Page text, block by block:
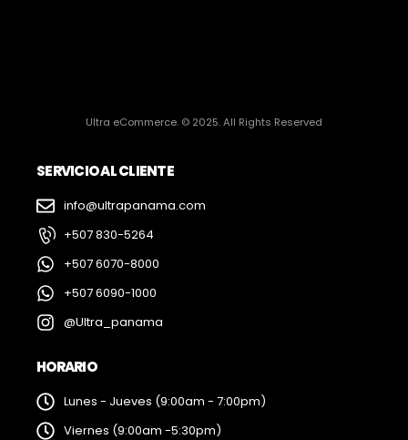
Ultra eCommerce. © 2025. All Rights Reserved
SERVICIO AL CLIENTE
info@ultrapanama.com
+507 830-5264
+507 6070-8000
+507 6090-1000
@Ultra_panama
HORARIO
Lunes - Jueves (9:00am - 7:00pm)
Viernes (9:00am -5:30pm)